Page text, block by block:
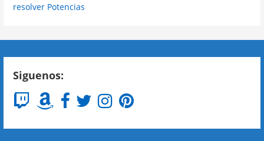
resolver Potencias
Siguenos: